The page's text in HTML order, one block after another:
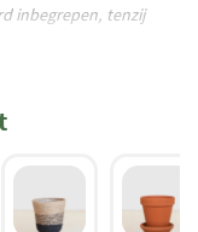
inbegrepen, tenzij